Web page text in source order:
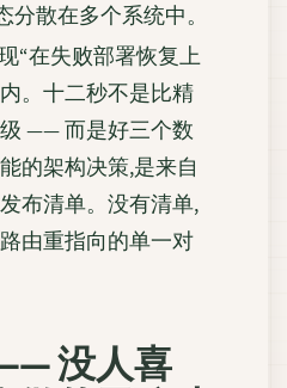
分散在多个系统中。
“在失败部署恢复上
。十二秒不是比精
—— 而是好三个数
的架构决策,是来自
布清单。没有清单,
由重指向的单一对
没人喜